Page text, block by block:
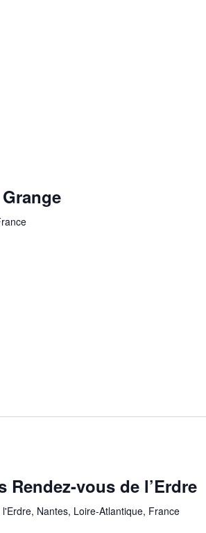
Rendez-vous de l’Erdre
l'Erdre, Nantes, Loire-Atlantique, France